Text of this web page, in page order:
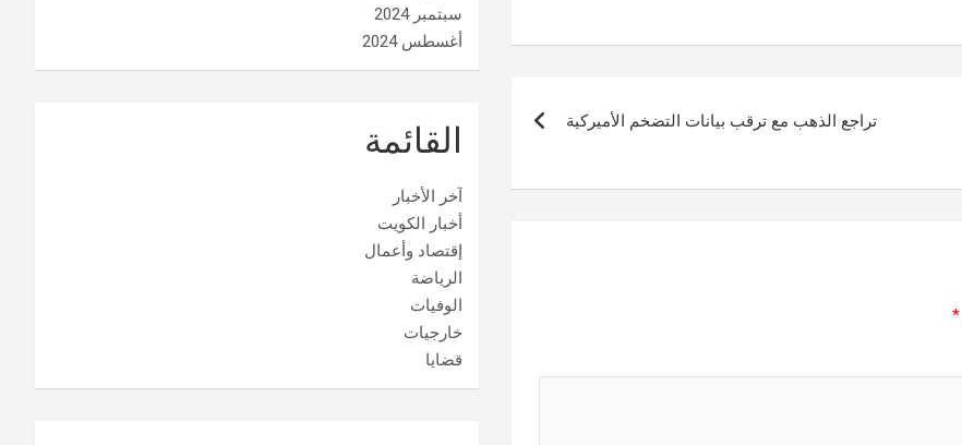
تراجع الذهب مع ترقب بيانات التضخم الأميركية
*
سبتمبر 2024
أغسطس 2024
القائمة
آخر الأخبار
أخبار الكويت
إقتصاد وأعمال
الرياضة
الوفيات
خارجيات
قضايا